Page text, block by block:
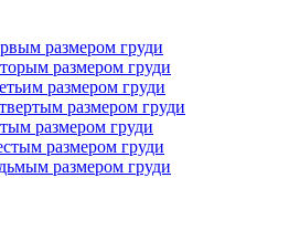
размером груди
размером груди
размером груди
размером груди
размером груди
размером груди
размером груди